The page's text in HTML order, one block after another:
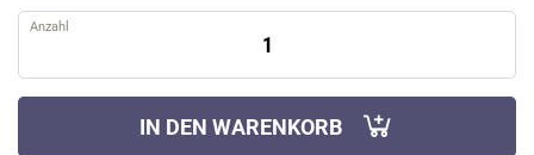
Anzahl
IN DEN WARENKORB